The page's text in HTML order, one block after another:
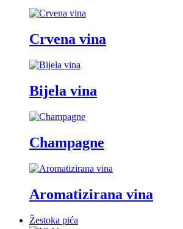
Crvena vina
Bijela vina
Champagne
Aromatizirana vina
Žestoka pića